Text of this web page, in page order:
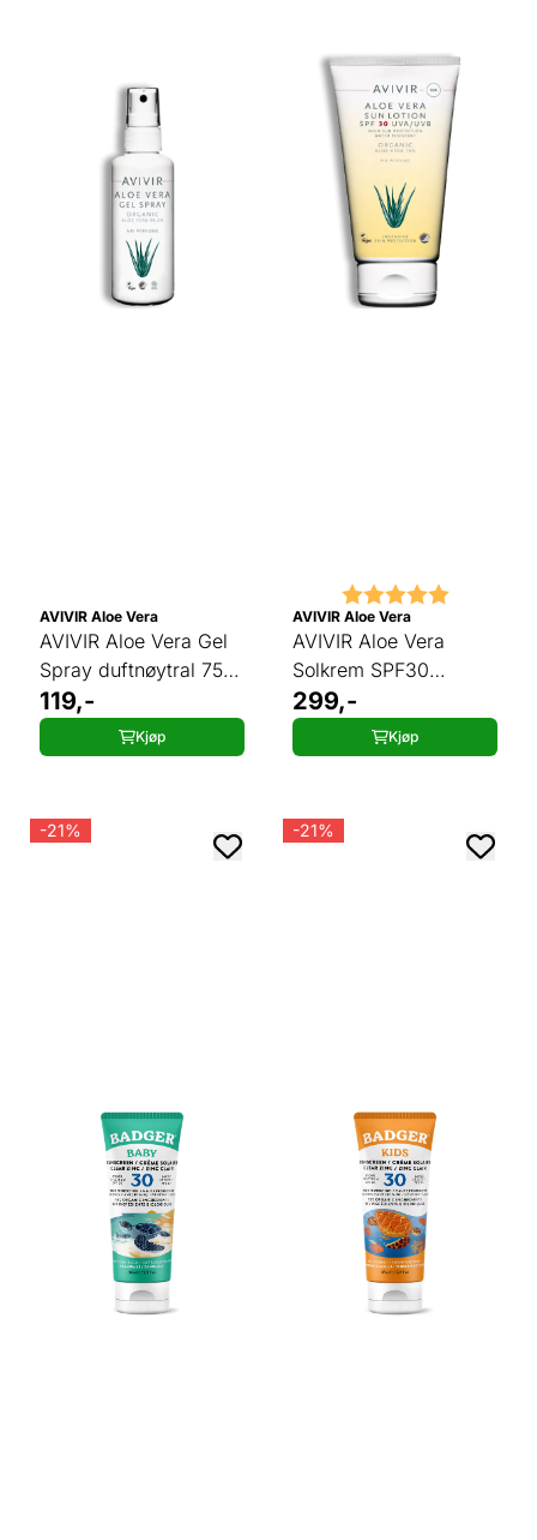
AVIVIR Aloe Vera
AVIVIR Aloe Vera Gel
Spray duftnøytral 75
ml
119,-
Kjøp
Karakter: 5.0 av 5
AVIVIR Aloe Vera
AVIVIR Aloe Vera
Solkrem SPF30
duftnøytral 150 ml
299,-
Kjøp
-21% -21%